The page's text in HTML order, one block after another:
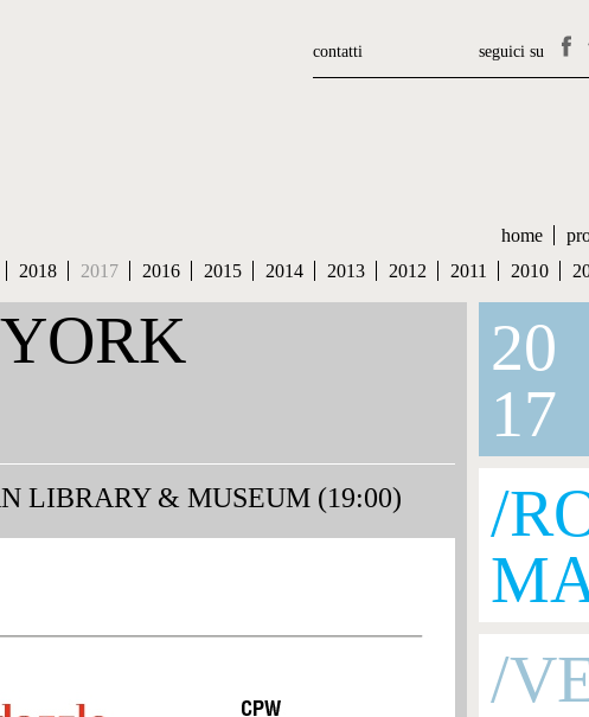
contatti seguici su
home
2018 2017 2016 2015 2014 2013 2012 2011 2010
LIBRARY & MUSEUM (19:00)
20
17
/
/